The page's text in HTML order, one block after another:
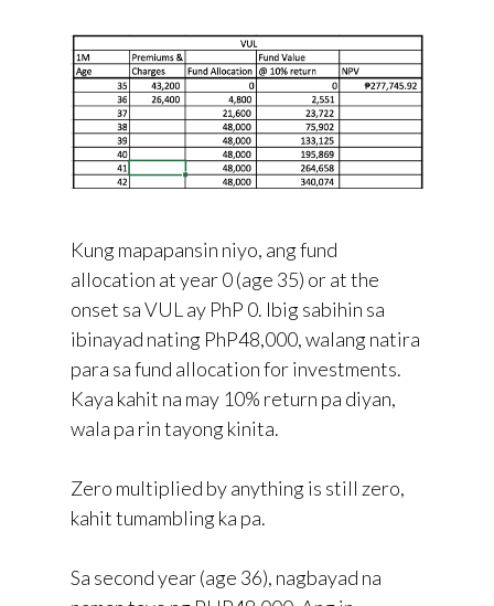
Kung mapapansin niyo, ang fund
allocation at year 0 (age 35) or at the
onset sa VUL ay PhP 0. Ibig sabihin sa
ibinayad nating PhP48,000, walang natira
para sa fund allocation for investments.
Kaya kahit na may 10% return pa diyan,
wala pa rin tayong kinita.
Zero multiplied by anything is still zero,
kahit tumambling ka pa.
Sa second year (age 36), nagbayad na